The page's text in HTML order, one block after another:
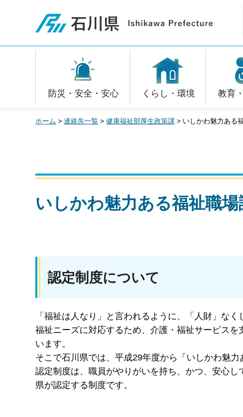
石川県
防災・安全・安心 くらし・環境 教育
ホーム > 連絡先一覧 > 健康福祉部厚生政策課 > いしかわ魅力ある
いしかわ魅力ある福祉職
認定制度について
「福祉は人なり」と言われるように、「人財」な
福祉ニーズに対応するため、介護・福祉サービス
います。
そこで石川県では、平成29年度から「いしかわ魅力
認定制度は、職員がやりがいを持ち、かつ、安心
県が認定する制度です。